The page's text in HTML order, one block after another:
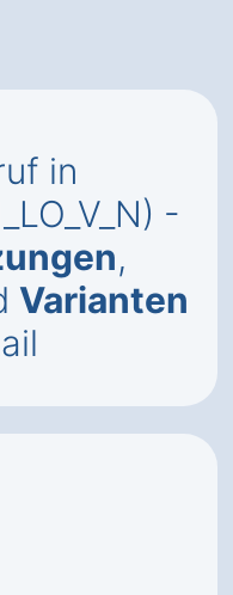
in
-
,
Varianten